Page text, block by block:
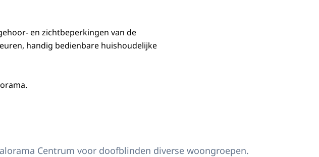
en zichtbeperkingen van de
handig bedienbare huishoudelijke
Centrum voor doofblinden diverse woongroepen.